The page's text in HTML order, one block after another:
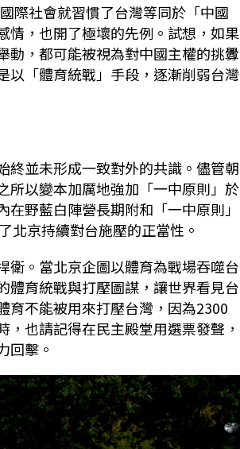
際社會就習慣了台灣等同於「中國
情，也開了極壞的先例。試想，如果
動，都可能被視為對中國主權的挑釁
以「體育統戰」手段，逐漸削弱台灣
終並未形成一致對外的共識。儘管朝
所以變本加厲地強加「一中原則」於
野藍白陣營長期附和「一中原則」
北京持續對台施壓的正當性。
衛。當北京企圖以體育為戰場吞噬台
體育統戰與打壓圖謀，讓世界看見台
育不能被用來打壓台灣，因為2300
也請記得在民主殿堂用選票發聲，
回擊。